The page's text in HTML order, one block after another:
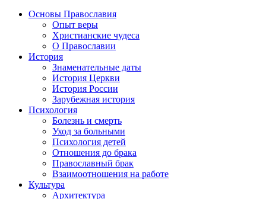
Основы Православия
Опыт веры
Христианские чудеса
О Православии
История
Знаменательные даты
История Церкви
История России
Зарубежная история
Психология
Болезнь и смерть
Уход за больными
Психология детей
Отношения до брака
Православный брак
Взаимоотношения на работе
Культура
Архитектура